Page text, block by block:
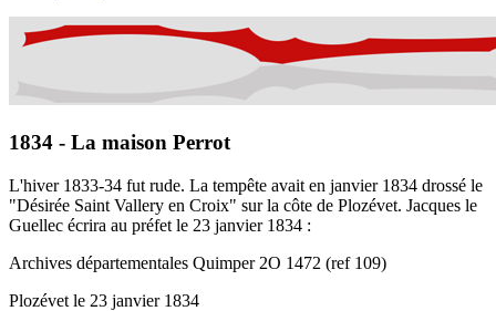
1834 - La maison Perrot
L'hiver 1833-34 fut rude. La tempête avait en janvier 1834 drossé le
"Désirée Saint Vallery en Croix" sur la côte de Plozévet. Jacques le
Guellec écrira au préfet le 23 janvier 1834 :
Archives départementales Quimper 2O 1472 (ref 109)
Plozévet le 23 janvier 1834